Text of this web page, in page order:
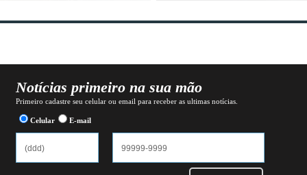
Notícias primeiro na sua mão
Primeiro cadastre seu celular ou email para receber as ultimas notícias.
Celular E-mail